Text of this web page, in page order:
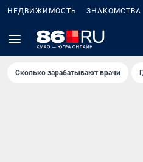
НЕДВИЖИМОСТЬ ЗНАКОМСТВА
Сколько зарабатывают врачи